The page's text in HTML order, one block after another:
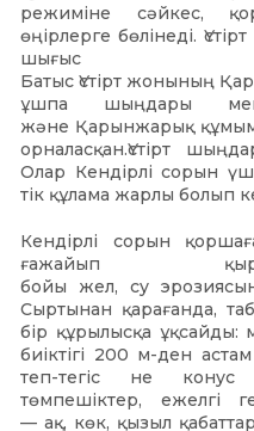
режиміне сәйкес,
өңірлерге бөлінеді.
шығыс
Батыс Үстірт жонының
ұшпа шыңдары мен
және Қарынжарық
орналасқан.Үстірт
Олар Кендірлі сорын
тік құлама жарлы болып
Кендірлі сорын
ғажайып
бойы жел, су
Сыртынан қарағанда,
бір құрылысқа ұқсайды:
биіктігі 200 м-ден
теп-тегіс не конус
төмпешіктер, ежелгі
— ақ, көк, қызыл